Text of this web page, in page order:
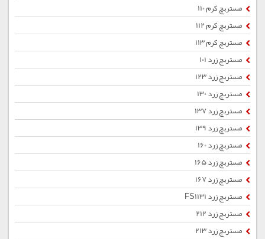
مستربچ کرم 110
مستربچ کرم 112
مستربچ کرم 113
مستربچ زرد 101
مستربچ زرد 123
مستربچ زرد 130
مستربچ زرد 137
مستربچ زرد 139
مستربچ زرد 160
مستربچ زرد 165
مستربچ زرد 167
مستربچ زرد FS1131
مستربچ زرد 212
مستربچ زرد 213